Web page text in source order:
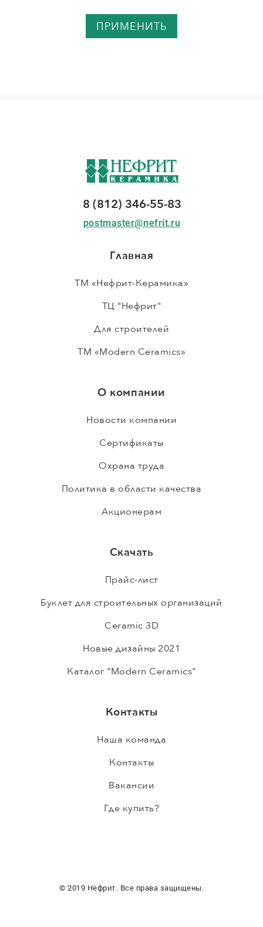
ПРИМЕНИТЬ
8 (812) 346-55-83
postmaster@nefrit.ru
Главная
ТМ «Нефрит-Керамика»
ТЦ "Нефрит"
Для строителей
ТМ «Modern Ceramics»
О компании
Новости компании
Сертификаты
Охрана труда
Политика в области качества
Акционерам
Скачать
Прайс-лист
Буклет для строительных организаций
Ceramic 3D
Новые дизайны 2021
Каталог "Modern Ceramics"
Контакты
Наша команда
Контакты
Вакансии
Где купить?
© 2019 Нефрит. Все права защищены.